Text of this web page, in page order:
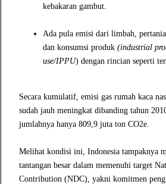
kebakaran gambut.
Ada pula emisi dari limbah,
dan konsumsi produk (industrial
use/IPPU) dengan rincian seperti
Secara kumulatif, emisi gas rumah kaca
sudah jauh meningkat dibanding tahun
jumlahnya hanya 809,9 juta ton CO2e.
Melihat kondisi ini, Indonesia tampaknya
tantangan besar dalam memenuhi target
Contribution (NDC), yakni komitmen